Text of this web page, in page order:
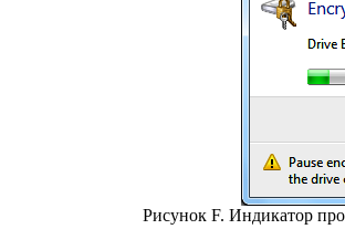
Рисунок F. Индикатор